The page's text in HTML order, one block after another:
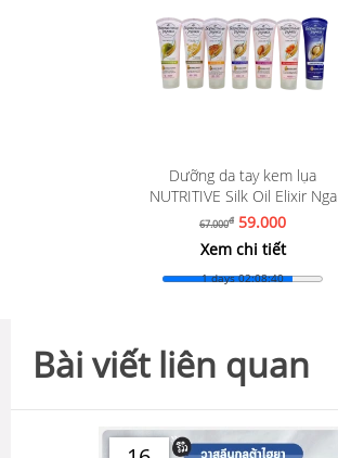
Dưỡng da tay kem lụa
NUTRITIVE Silk Oil Elixir Nga
67.000đ 59.000
Xem chi tiết
1 days 02:08:38
Bài viết liên quan